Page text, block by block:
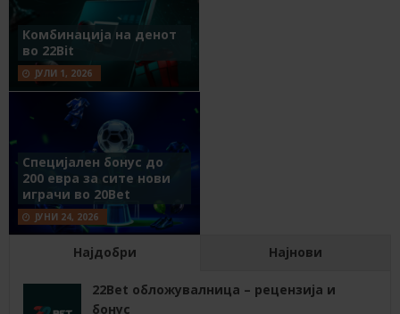
Комбинација на денот
во 22Bit
ЈУЛИ 1, 2026
Специјален бонус до
200 евра за сите нови
играчи во 20Bet
ЈУНИ 24, 2026
Најдобри Најнови
22Bet обложувалница – рецензија и
бонус